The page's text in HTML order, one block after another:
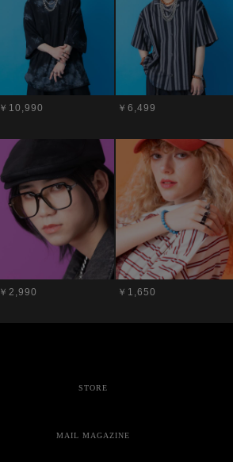
￥10,990 ￥6,499
￥2,990 ￥1,650
STORE
MAIL MAGAZINE